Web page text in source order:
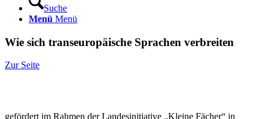
Suche
Menü Menü
Wie sich transeuropäische Sprachen verbreiten
Zur Seite
gefördert im Rahmen der Landesinitiative „Kleine Fächer“ in